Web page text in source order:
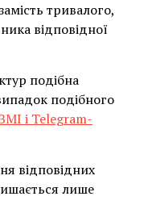
тривалого,
відповідної
подібна
подібного
і Telegram-
відповідних
лише